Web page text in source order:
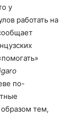
у
работать на
по-
тем,